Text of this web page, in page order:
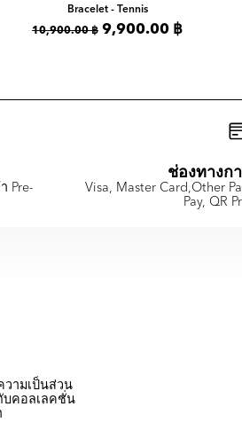
Bracelet - Tennis
10,900.00 ฿ 9,900.00 ฿
Pre-
ช่องทางก
Visa, Master Card,Other
Pay, QR
ามเป็นส่วน
บคอลเลคชั่น